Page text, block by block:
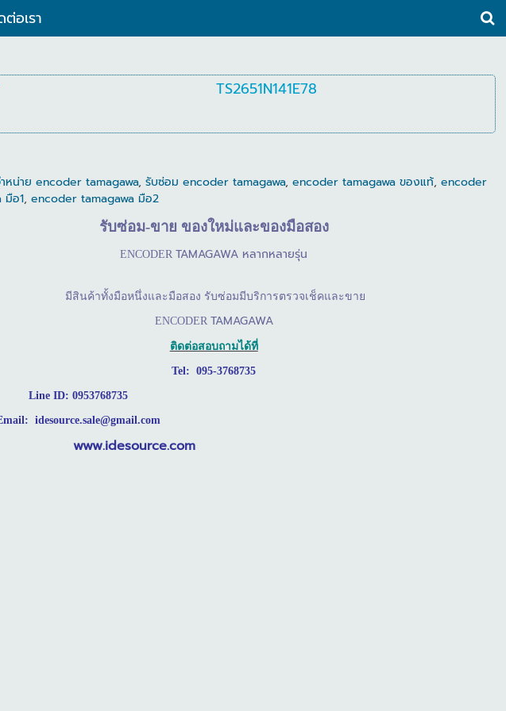
อเรา
TS2651N141E78
หน่าย encoder tamagawa,รับซ่อม encoder tamagawa,encoder tamagawa ของแท้,encoder
มือ1,encoder tamagawa มือ2
รับซ่อม-ขาย ของใหม่และของมือสอง
ENCODERTAMAGAWA หลากหลายรุ่น
มีสินค้าทั้งมือหนึ่งและมือสอง รับซ่อมมีบริการตรวจเช็คและขาย
ENCODER TAMAGAWA
ติดต่อสอบถามได้ที่
Tel: 095-3768735
Line ID: 0953768735
idesource.sale@gmail.com